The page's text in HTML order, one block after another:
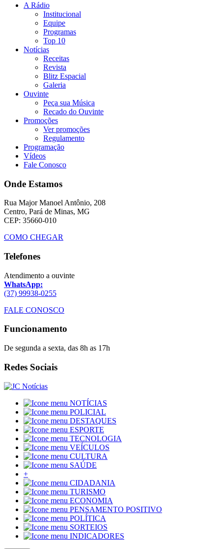
A Rádio
Institucional
Equipe
Programas
Top 10
Notícias
Receitas
Revista
Blitz Espacial
Galeria
Ouvinte
Peça sua Música
Recado do Ouvinte
Promoções
Ver promoções
Regulamento
Programação
Vídeos
Fale Conosco
Onde Estamos
Rua Major Manoel Antônio, 208
Centro, Pará de Minas, MG
CEP: 35660-010
COMO CHEGAR
Telefones
Atendimento a ouvinte
WhatsApp:
(37) 99938-0255
FALE CONOSCO
Funcionamento
De segunda a sexta, das 8h as 17h
Redes Sociais
NOTÍCIAS
POLICIAL
DESTAQUES
ESPORTE
TECNOLOGIA
VEÍCULOS
CULTURA
SAÚDE
+
CIDADANIA
TURISMO
ECONOMIA
PENSAMENTO POSITIVO
POLÍTICA
SORTEIOS
INDICADORES